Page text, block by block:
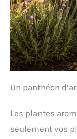
Un panthéon
Les plantes
seulement vos